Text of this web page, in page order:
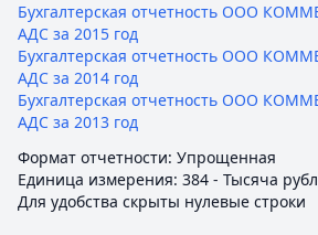
Бухгалтерская отчетность ООО
АДС за 2015 год
Бухгалтерская отчетность ООО
АДС за 2014 год
Бухгалтерская отчетность ООО
АДС за 2013 год
Формат отчетности: Упрощенная
Единица измерения: 384 - Тысяча
Для удобства скрыты нулевые строки